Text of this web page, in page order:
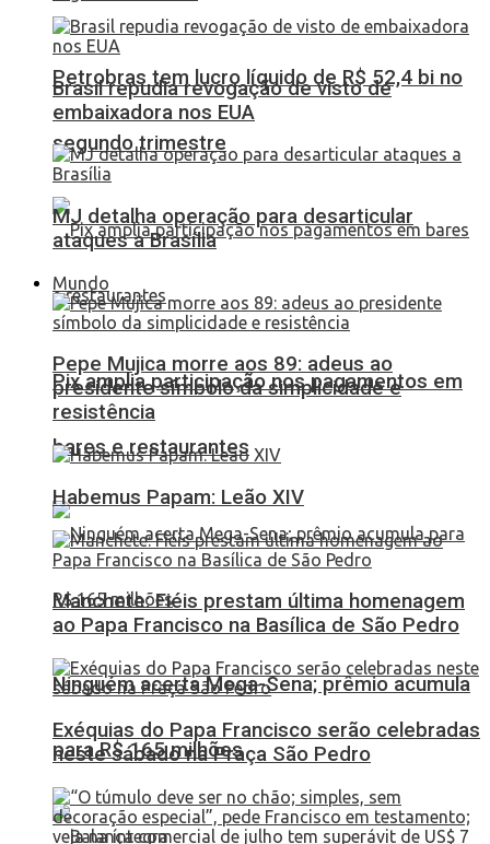
Petrobras tem lucro líquido de R$ 52,4 bi no
segundo trimestre
Pix amplia participação nos pagamentos em
bares e restaurantes
Ninguém acerta Mega-Sena; prêmio acumula
para R$ 165 milhões
Brasil repudia revogação de visto de
embaixadora nos EUA
MJ detalha operação para desarticular
ataques a Brasília
Mundo
Pepe Mujica morre aos 89: adeus ao
presidente símbolo da simplicidade e
resistência
Habemus Papam: Leão XIV
Manchete: Fiéis prestam última homenagem
ao Papa Francisco na Basílica de São Pedro
Exéquias do Papa Francisco serão celebradas
neste sábado na Praça São Pedro